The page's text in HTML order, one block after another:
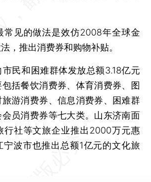
见的做法是效仿2008年全球金
，推出消费券和购物补贴。
和困难群体发放总额3.18亿元
括餐饮消费券、体育消费券、图
游消费券、信息消费券、困难群
员消费券等七大类。山东济南面
行社等文旅企业推出2000万元惠
宁波市也推出总额1亿元的文化旅